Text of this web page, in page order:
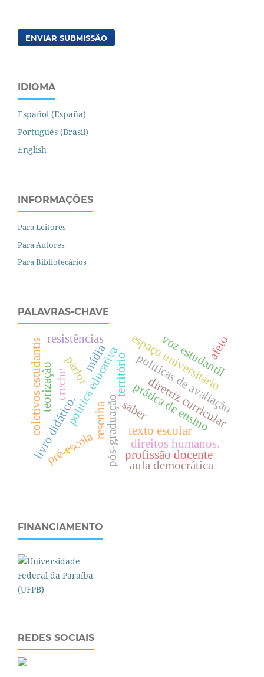
ENVIAR SUBMISSÃO
IDIOMA
Español (España)
Português (Brasil)
English
INFORMAÇÕES
Para Leitores
Para Autores
Para Bibliotecários
PALAVRAS-CHAVE
resenha
território
diretriz curricular
prática de ensino
texto escolar
políticas de avaliação
espaço universitário
pós-graduaçãosaber
política educativa
mídia
livro didático. direitos humanos.
parfor voz estudantil
pré-escola
creche
profissão docente
coletivos estudantis
aula democrática
teorização
afeto
resistências
FINANCIAMENTO
REDES SOCIAIS